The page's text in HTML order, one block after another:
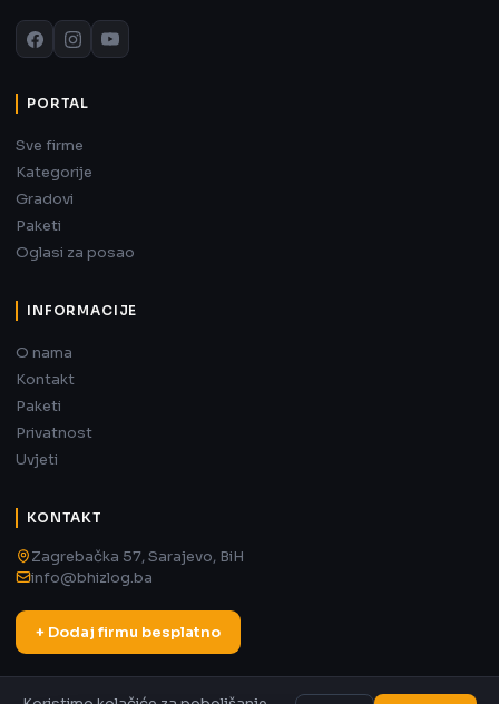
PORTAL
Sve firme
Kategorije
Gradovi
Paketi
Oglasi za posao
INFORMACIJE
O nama
Kontakt
Paketi
Privatnost
Uvjeti
KONTAKT
Zagrebačka 57, Sarajevo, BiH
info@bhizlog.ba
+ Dodaj firmu besplatno